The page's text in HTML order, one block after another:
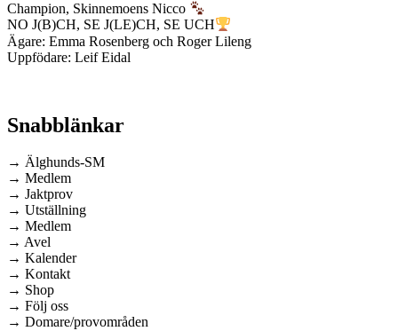
Champion, Skinnemoens Nicco
NO J(B)CH, SE J(LE)CH, SE UCH
Ägare: Emma Rosenberg och Roger Lileng
Uppfödare: Leif Eidal
Snabblänkar
→ Älghunds-SM
→ Medlem
→ Jaktprov
→ Utställning
→ Medlem
→ Avel
→ Kalender
→ Kontakt
→ Shop
→ Följ oss
→ Domare/provområden